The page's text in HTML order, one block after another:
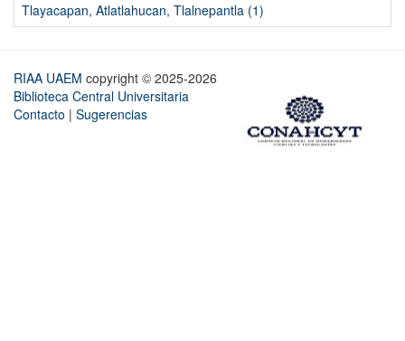
Tlayacapan, Atlatlahucan, Tlalnepantla (1)
RIAA UAEM copyright © 2025-2026
Biblioteca Central Universitaria
Contacto | Sugerencias